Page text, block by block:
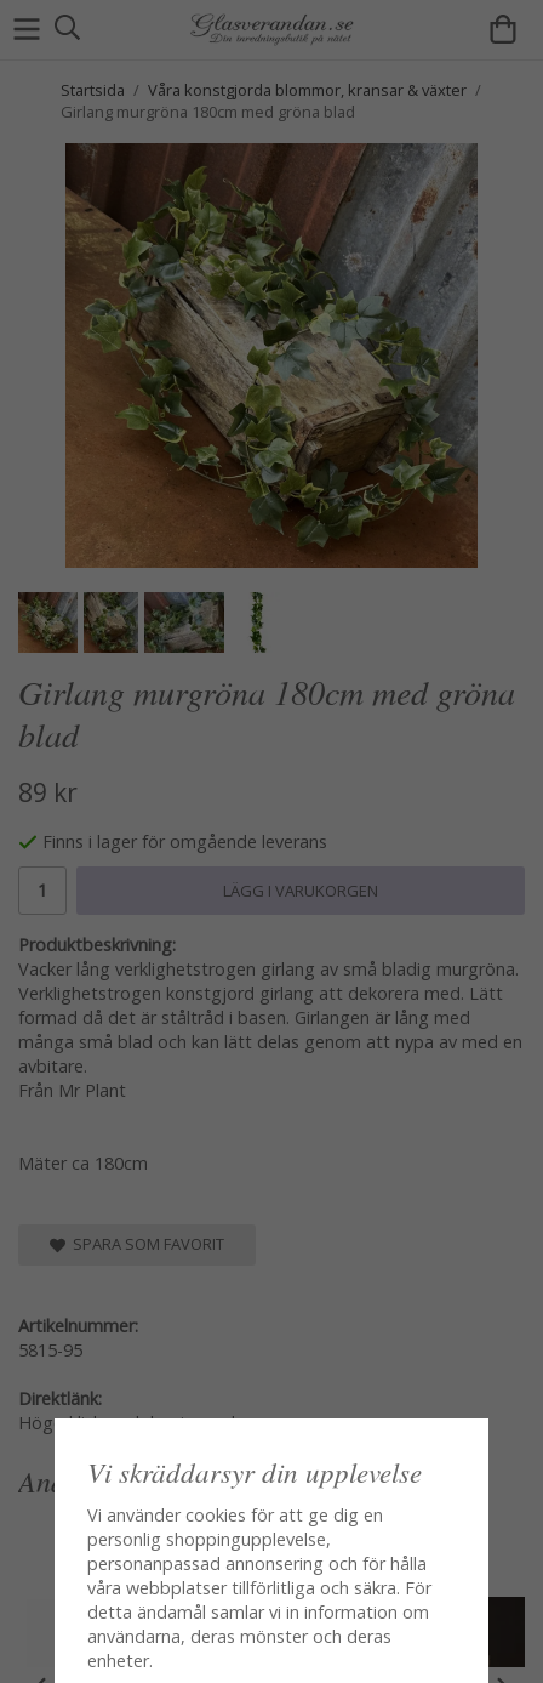
Startsida / Våra konstgjorda blommor, kransar & växter /
Girlang murgröna 180cm med gröna blad
Girlang murgröna 180cm med gröna
blad
89 kr
Finns i lager för omgående leverans
LÄGG I VARUKORGEN
Produktbeskrivning:
Vacker lång verklighetstrogen girlang av små bladig murgröna.
Verklighetstrogen konstgjord girlang att dekorera med. Lätt
formad då det är ståltråd i basen. Girlangen är lång med
många små blad och kan lätt delas genom att nypa av med en
avbitare.
Från Mr Plant
Mäter ca 180cm
SPARA SOM FAVORIT
Artikelnummer:
5815-95
Direktlänk:
Högerklicka och kopiera adressen
Andra köpte även
Vi skräddarsyr din upplevelse
Vi använder cookies för att ge dig en
personlig shoppingupplevelse,
personanpassad annonsering och för hålla
våra webbplatser tillförlitliga och säkra. För
detta ändamål samlar vi in information om
användarna, deras mönster och deras
enheter.